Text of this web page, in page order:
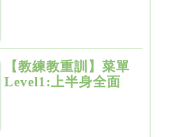
【教練教重訓】菜單
Level1:上半身全面